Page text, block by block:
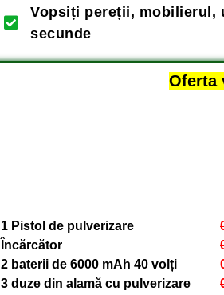
Vopsiți pereții, mobilierul,
secunde
Oferta
1 Pistol de pulverizare
Încărcător
2 baterii de 6000 mAh 40 volți
3 duze din alamă cu pulverizare